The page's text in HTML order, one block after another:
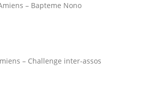
– Bapteme Nono
– Challenge inter-assos